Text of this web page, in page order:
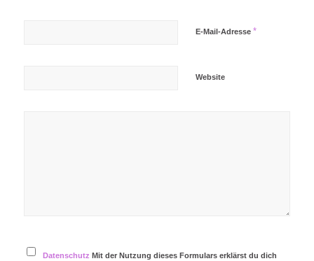
E-Mail-Adresse *
Website
Datenschutz Mit der Nutzung dieses Formulars erklärst du dich